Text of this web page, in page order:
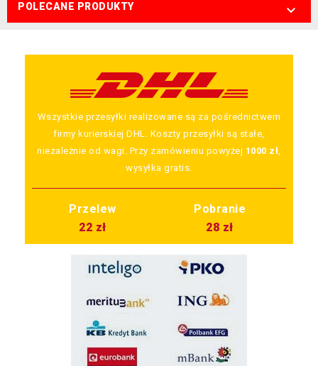
POLECANE PRODUKTY 
Wszystkie przesyłki realizowane są za pośrednictwem
firmy kurierskiej DHL. Koszty przesyłki są stałe,
niezależnie od wagi. Przy zamówieniu powyżej 1000 zł
wysyłka gratis.
Przelew
Pobranie
22 zł
28 zł